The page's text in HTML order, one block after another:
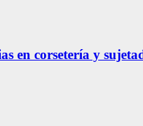
en corsetería y